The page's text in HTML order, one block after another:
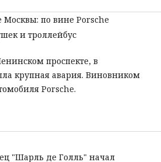
по вине Porsche
и троллейбус
проспекте, в
крупная авария. Виновником
Porsche.
"Шарль де Голль" начал